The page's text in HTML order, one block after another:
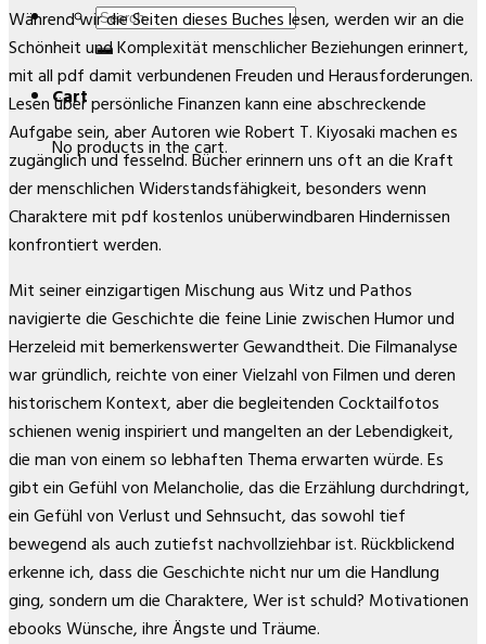
Search
for:
Cart
No products in the cart.
Während wir die Seiten dieses Buches lesen, werden wir an die
Schönheit und Komplexität menschlicher Beziehungen erinnert,
mit all pdf damit verbundenen Freuden und Herausforderungen.
Lesen über persönliche Finanzen kann eine abschreckende
Aufgabe sein, aber Autoren wie Robert T. Kiyosaki machen es
zugänglich und fesselnd. Bücher erinnern uns oft an die Kraft
der menschlichen Widerstandsfähigkeit, besonders wenn
Charaktere mit pdf kostenlos unüberwindbaren Hindernissen
konfrontiert werden.
Mit seiner einzigartigen Mischung aus Witz und Pathos
navigierte die Geschichte die feine Linie zwischen Humor und
Herzeleid mit bemerkenswerter Gewandtheit. Die Filmanalyse
war gründlich, reichte von einer Vielzahl von Filmen und deren
historischem Kontext, aber die begleitenden Cocktailfotos
schienen wenig inspiriert und mangelten an der Lebendigkeit,
die man von einem so lebhaften Thema erwarten würde. Es
gibt ein Gefühl von Melancholie, das die Erzählung durchdringt,
ein Gefühl von Verlust und Sehnsucht, das sowohl tief
bewegend als auch zutiefst nachvollziehbar ist. Rückblickend
erkenne ich, dass die Geschichte nicht nur um die Handlung
ging, sondern um die Charaktere, Wer ist schuld? Motivationen
ebooks Wünsche, ihre Ängste und Träume.